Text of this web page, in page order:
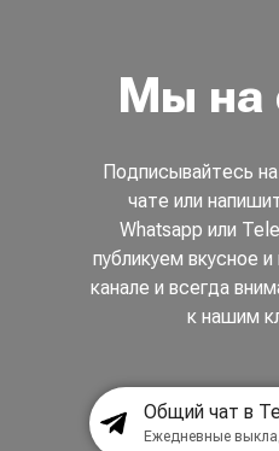
Мы на
Подписывайтесь
чате или
Whatsapp или
публикуем вкусное
канале и всегда
к нашим
Общий чат в
Ежедневные